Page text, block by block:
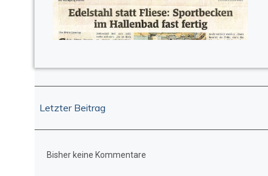
Post
Letzter Beitrag
Bisher keine Kommentare